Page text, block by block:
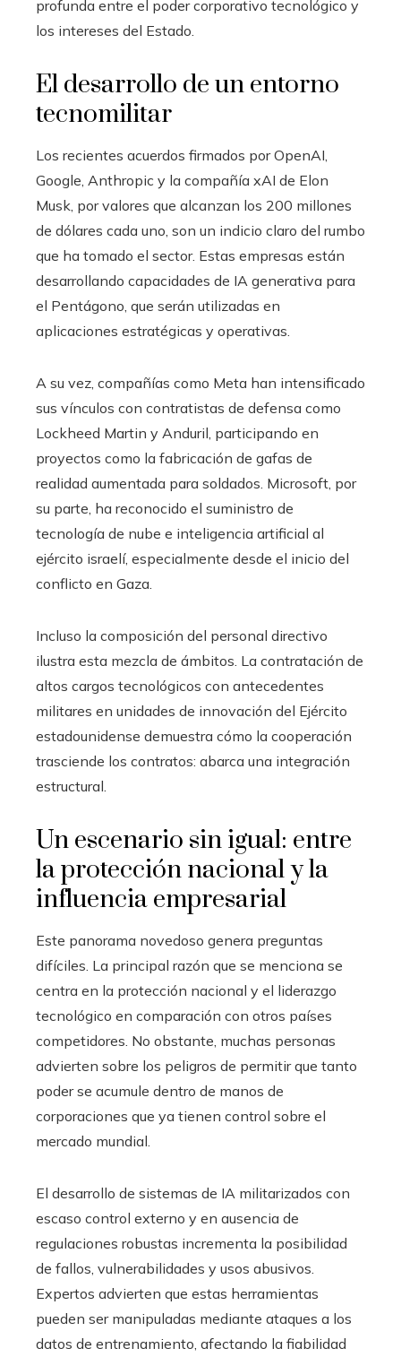
profunda entre el poder corporativo tecnológico y
los intereses del Estado.
El desarrollo de un entorno
tecnomilitar
Los recientes acuerdos firmados por OpenAI,
Google, Anthropic y la compañía xAI de Elon
Musk, por valores que alcanzan los 200 millones
de dólares cada uno, son un indicio claro del rumbo
que ha tomado el sector. Estas empresas están
desarrollando capacidades de IA generativa para
el Pentágono, que serán utilizadas en
aplicaciones estratégicas y operativas.
A su vez, compañías como Meta han intensificado
sus vínculos con contratistas de defensa como
Lockheed Martin y Anduril, participando en
proyectos como la fabricación de gafas de
realidad aumentada para soldados. Microsoft, por
su parte, ha reconocido el suministro de
tecnología de nube e inteligencia artificial al
ejército israelí, especialmente desde el inicio del
conflicto en Gaza.
Incluso la composición del personal directivo
ilustra esta mezcla de ámbitos. La contratación de
altos cargos tecnológicos con antecedentes
militares en unidades de innovación del Ejército
estadounidense demuestra cómo la cooperación
trasciende los contratos: abarca una integración
estructural.
Un escenario sin igual: entre
la protección nacional y la
influencia empresarial
Este panorama novedoso genera preguntas
difíciles. La principal razón que se menciona se
centra en la protección nacional y el liderazgo
tecnológico en comparación con otros países
competidores. No obstante, muchas personas
advierten sobre los peligros de permitir que tanto
poder se acumule dentro de manos de
corporaciones que ya tienen control sobre el
mercado mundial.
El desarrollo de sistemas de IA militarizados con
escaso control externo y en ausencia de
regulaciones robustas incrementa la posibilidad
de fallos, vulnerabilidades y usos abusivos.
Expertos advierten que estas herramientas
pueden ser manipuladas mediante ataques a los
datos de entrenamiento, afectando la fiabilidad